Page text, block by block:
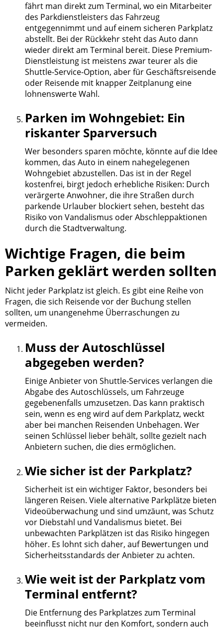
fährt man direkt zum Terminal, wo ein Mitarbeiter
des Parkdienstleisters das Fahrzeug
entgegennimmt und auf einem sicheren Parkplatz
abstellt. Bei der Rückkehr steht das Auto dann
wieder direkt am Terminal bereit. Diese Premium-
Dienstleistung ist meistens zwar teurer als die
Shuttle-Service-Option, aber für Geschäftsreisende
oder Reisende mit knapper Zeitplanung eine
lohnenswerte Wahl.
Parken im Wohngebiet: Ein
riskanter Sparversuch
Wer besonders sparen möchte, könnte auf die Idee
kommen, das Auto in einem nahegelegenen
Wohngebiet abzustellen. Das ist in der Regel
kostenfrei, birgt jedoch erhebliche Risiken: Durch
verärgerte Anwohner, die ihre Straßen durch
parkende Urlauber blockiert sehen, besteht das
Risiko von Vandalismus oder Abschleppaktionen
durch die Stadtverwaltung.
Wichtige Fragen, die beim
Parken geklärt werden sollten
Nicht jeder Parkplatz ist gleich. Es gibt eine Reihe von
Fragen, die sich Reisende vor der Buchung stellen
sollten, um unangenehme Überraschungen zu
vermeiden.
Muss der Autoschlüssel
abgegeben werden?
Einige Anbieter von Shuttle-Services verlangen die
Abgabe des Autoschlüssels, um Fahrzeuge
gegebenenfalls umzusetzen. Das kann praktisch
sein, wenn es eng wird auf dem Parkplatz, weckt
aber bei manchen Reisenden Unbehagen. Wer
seinen Schlüssel lieber behält, sollte gezielt nach
Anbietern suchen, die dies ermöglichen.
Wie sicher ist der Parkplatz?
Sicherheit ist ein wichtiger Faktor, besonders bei
längeren Reisen. Viele alternative Parkplätze bieten
Videoüberwachung und sind umzäunt, was Schutz
vor Diebstahl und Vandalismus bietet. Bei
unbewachten Parkplätzen ist das Risiko hingegen
höher. Es lohnt sich daher, auf Bewertungen und
Sicherheitsstandards der Anbieter zu achten.
Wie weit ist der Parkplatz vom
Terminal entfernt?
Die Entfernung des Parkplatzes zum Terminal
beeinflusst nicht nur den Komfort, sondern auch